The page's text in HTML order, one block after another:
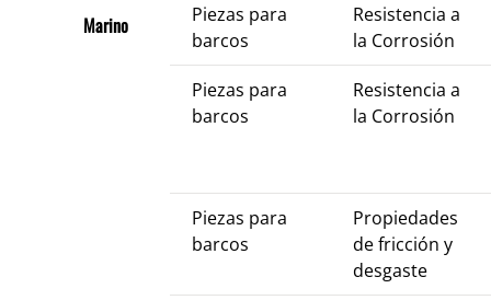
Marino
Piezas para
barcos
Resistencia a
la Corrosión
Piezas para
barcos
Resistencia a
la Corrosión
Piezas para
barcos
Propiedades
de fricción y
desgaste